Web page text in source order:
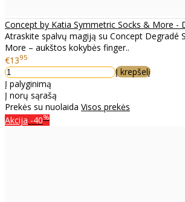
Concept by Katia Symmetric Socks & More -
Atraskite spalvų magiją su Concept Degradé
More – aukštos kokybės finger..
€1395
Į krepšelį
Į palyginimą
Į norų sąrašą
Prekės su nuolaida Visos prekės
Akcija -40%